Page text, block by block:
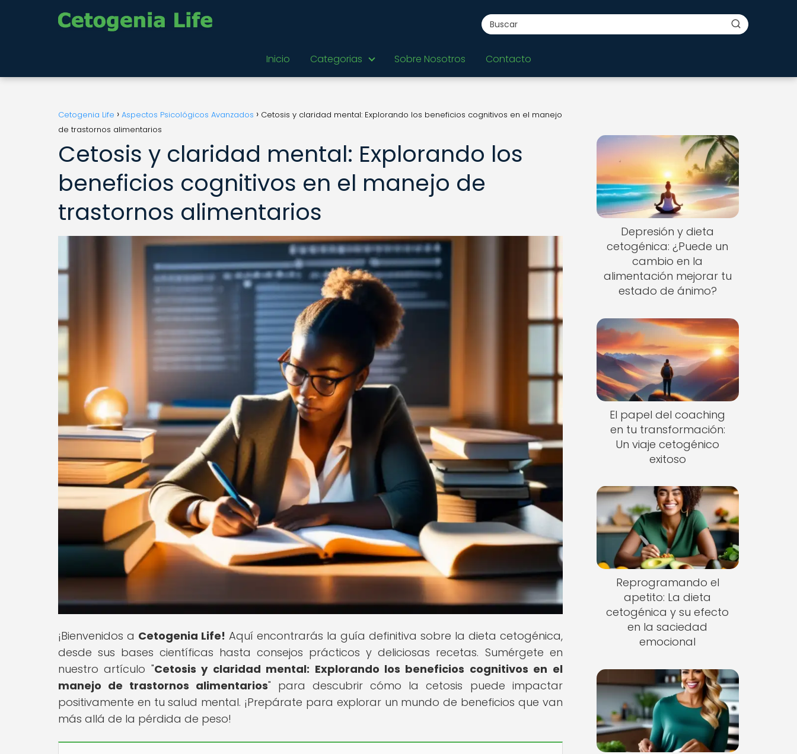
Inicio Categorias Sobre Nosotros Contacto
Cetogenia Life Aspectos Psicológicos Avanzados
Cetosis y claridad mental: Explorando los beneficios cognitivos en el manejo
de trastornos alimentarios
Cetosis y claridad mental: Explorando los
beneficios cognitivos en el manejo de
trastornos alimentarios
¡Bienvenidos a Cetogenia Life! Aquí encontrarás la guía definitiva sobre la dieta cetogénica,
desde sus bases científicas hasta consejos prácticos y deliciosas recetas. Sumérgete en
nuestro artículo "Cetosis y claridad mental: Explorando los beneficios cognitivos en el
manejo de trastornos alimentarios" para descubrir cómo la cetosis puede impactar
positivamente en tu salud mental. ¡Prepárate para explorar un mundo de beneficios que van
más allá de la pérdida de peso!
Depresión y dieta
cetogénica: ¿Puede un
cambio en la
alimentación mejorar tu
estado de ánimo?
El papel del coaching
en tu transformación:
Un viaje cetogénico
exitoso
Reprogramando el
apetito: La dieta
cetogénica y su efecto
en la saciedad
emocional